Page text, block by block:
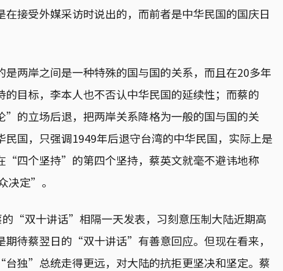
接受外媒采访时说出的，而前者是中华民国的国庆日
两岸之间是一种特殊的国与国的关系，而且在20多年
目标，李本人也不否认中华民国的延续性；而蔡的
的立场后退，把两岸关系降格为一般的国与国的关
国，只强调1949年后退守台湾的中华民国，实际上是
“四个坚持”的第四个坚持，蔡英文就毫不避讳地称
决定”。
“双十讲话”相隔一天发表，习刻意压制大陆近期高
待蔡翌日的“双十讲话”有善意回应。但现在看来，
独”总统走得更远，对大陆的抗拒更坚决和坚定。蔡